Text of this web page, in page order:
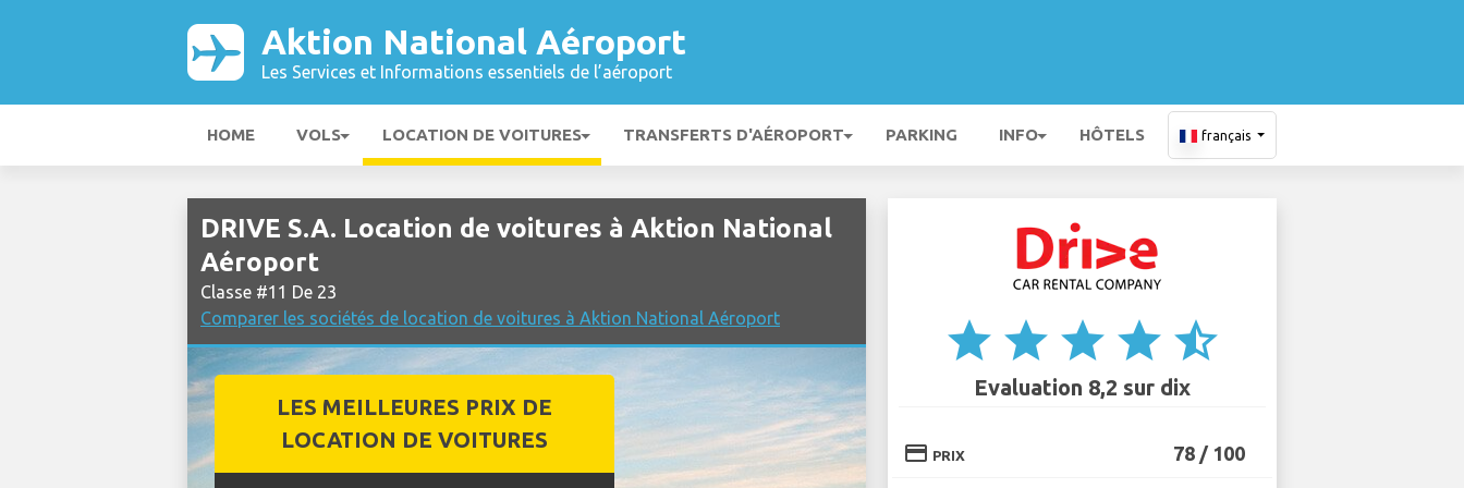
Aktion National Aéroport
Les Services et Informations essentiels de l’aéroport
HOME VOLS LOCATION DE VOITURES TRANSFERTS D'AÉROPORT PARKING INFO HÔTELS français
DRIVE S.A. Location de voitures à Aktion National
Aéroport
Classe #11 De 23
Comparer les sociétés de location de voitures à Aktion National Aéroport
LES MEILLEURES PRIX DE
LOCATION DE VOITURES
star star star star star_half
Evaluation 8,2 sur dix
credit_card PRIX 78 / 100